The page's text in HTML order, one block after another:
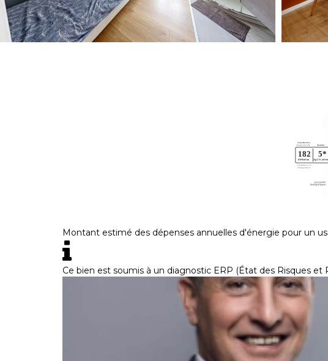
Montant estimé des dépenses annuelles d'énergie pour un
Ce bien est soumis à un diagnostic ERP (État des Risques et